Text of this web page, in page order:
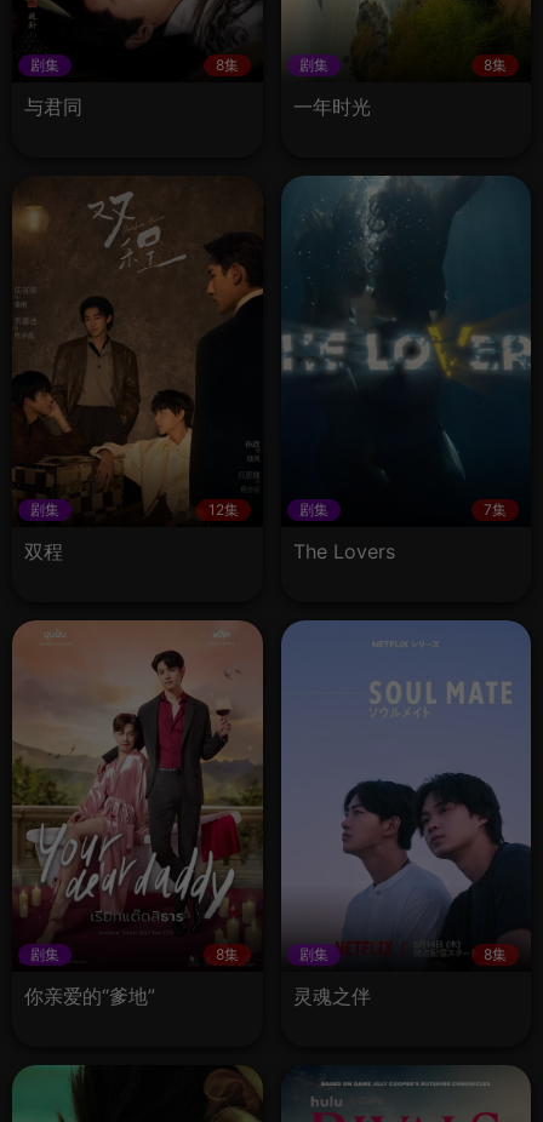
剧集 8集
与君同
剧集 8集
一年时光
剧集 12集
双程
剧集 7集
The Lovers
剧集 8集
你亲爱的“爹地”
剧集 8集
灵魂之伴